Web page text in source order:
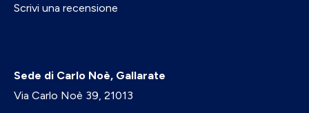
Scrivi una recensione
Sede di Carlo Noè, Gallarate
Via Carlo Noè 39, 21013